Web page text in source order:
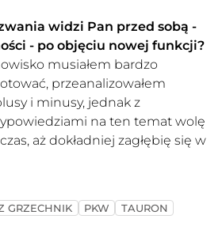
widzi Pan przed sobą -
- po objęciu nowej funkcji?
musiałem bardzo
przeanalizowałem
i minusy, jednak z
na ten temat wolę
aż dokładniej zagłębię się w
GRZECHNIK PKW TAURON